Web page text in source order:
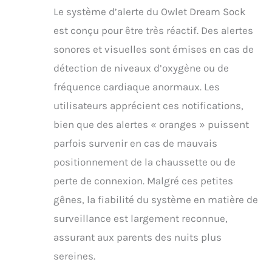
d’éveil pour plus de
confiance au quotidien.
Il est aussi possible de
passer à Owlet360 pour
approfondies, incluant
rapports matinaux et
terme. Les données de
santé sont-elles
sécurisées et privées ?
Les données de votre
bébé sont protégées par
et une authentification
à courbe elliptique.
standards de sécurité
avancés pour garantir
Le système d’alerte du Owlet Dream Sock
est conçu pour être très réactif. Des alertes
sonores et visuelles sont émises en cas de
détection de niveaux d’oxygène ou de
fréquence cardiaque anormaux. Les
utilisateurs apprécient ces notifications,
bien que des alertes « oranges » puissent
parfois survenir en cas de mauvais
positionnement de la chaussette ou de
perte de connexion. Malgré ces petites
gênes, la fiabilité du système en matière de
surveillance est largement reconnue,
assurant aux parents des nuits plus
sereines.